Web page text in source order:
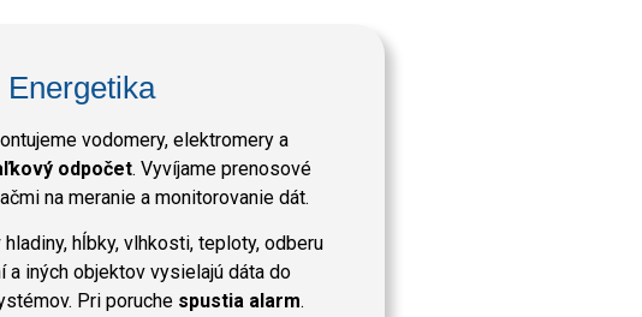
Energetika
vodomery, elektromery a
odpočet. Vyvíjame prenosové
na meranie a monitorovanie dát.
hladiny, hĺbky, vlhkosti, teploty, odberu
a iných objektov vysielajú dáta do
Pri poruche spustia alarm.